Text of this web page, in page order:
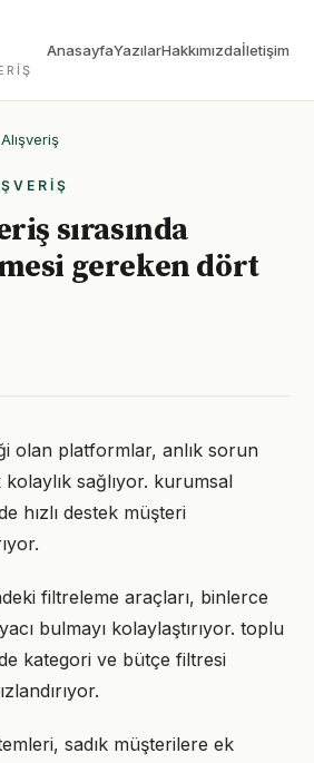
AnasayfaYazılarHakkımızdaİletişim
sırasında
gereken dört
olan platformlar, anlık sorun
sağlıyor. kurumsal
hızlı destek müşteri
filtreleme araçları, binlerce
bulmayı kolaylaştırıyor. toplu
kategori ve bütçe filtresi
sadık müşterilere ek